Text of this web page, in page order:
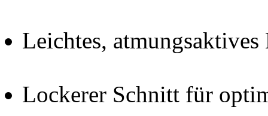
Leichtes,
Lockerer Schnitt für